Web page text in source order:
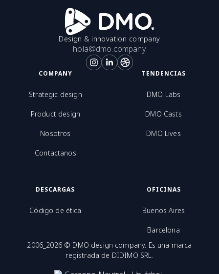
Design & innovation company
hola@dmo.company
COMPANY
Strategic design
Product design
Nosotros
Contactanos
TENDENCIAS
DMO Labs
DMO Casts
DMO Lives
DESCARGAS
Código de ética
OFICINAS
Buenos Aires
Barcelona
2006_2026 © DMO design company. Es una marca
registrada de DIDIMO SRL.